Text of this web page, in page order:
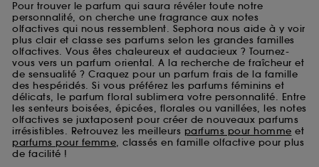
Pour trouver le parfum qui saura révéler toute notre
personnalité, on cherche une fragrance aux notes
olfactives qui nous ressemblent. Sephora nous aide à y voir
plus clair et classe ses parfums selon les grandes familles
olfactives. Vous êtes chaleureux et audacieux ? Tournez-
vous vers un parfum oriental. A la recherche de fraîcheur et
de sensualité ? Craquez pour un parfum frais de la famille
des hespéridés. Si vous préférez les parfums féminins et
délicats, le parfum floral sublimera votre personnalité. Entre
les senteurs boisées, épicées, florales ou vanillées, les notes
olfactives se juxtaposent pour créer de nouveaux parfums
irrésistibles. Retrouvez les meilleurs parfums pour homme et
parfums pour femme, classés en famille olfactive pour plus
de facilité !